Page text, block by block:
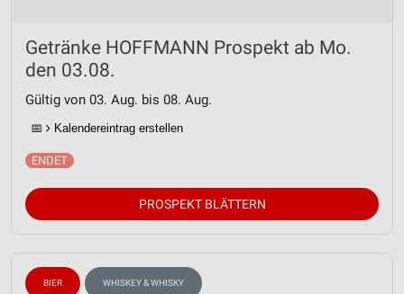
Getränke HOFFMANN Prospekt ab Mo.
den 03.08.
Gültig von 03. Aug. bis 08. Aug.
📅 Kalendereintrag erstellen
PROSPEKT BLÄTTERN
BIER WHISKEY & WHISKY